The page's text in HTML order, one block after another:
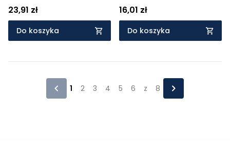
23,91 zł
Do koszyka
16,01 zł
Do koszyka
1 2 3 4 5 6 z 8